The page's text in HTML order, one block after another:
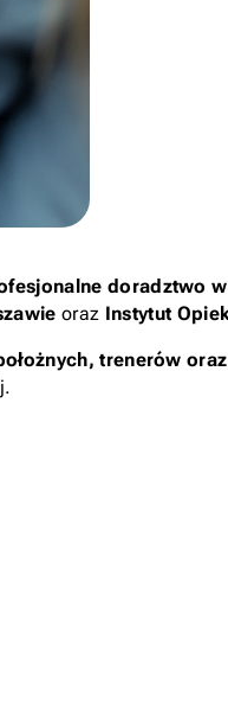
doradztwo
oraz Instytut
trenerów